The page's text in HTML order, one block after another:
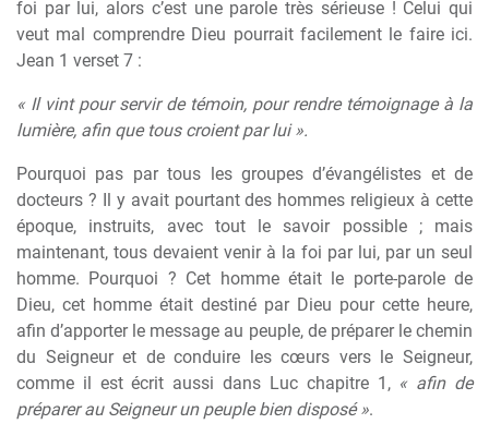
foi par lui, alors c’est une parole très sérieuse ! Celui qui
veut mal comprendre Dieu pourrait facilement le faire ici.
Jean 1 verset 7 :
« Il vint pour servir de témoin, pour rendre témoignage à la
lumière, afin que tous croient par lui ».
Pourquoi pas par tous les groupes d’évangélistes et de
docteurs ? Il y avait pourtant des hommes religieux à cette
époque, instruits, avec tout le savoir possible ; mais
maintenant, tous devaient venir à la foi par lui, par un seul
homme. Pourquoi ? Cet homme était le porte-parole de
Dieu, cet homme était destiné par Dieu pour cette heure,
afin d’apporter le message au peuple, de préparer le chemin
du Seigneur et de conduire les cœurs vers le Seigneur,
comme il est écrit aussi dans Luc chapitre 1, « afin de
préparer au Seigneur un peuple bien disposé ».